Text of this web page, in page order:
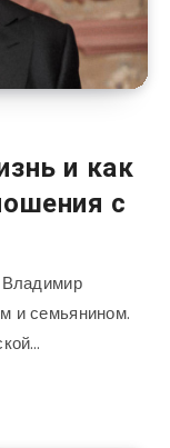
и как
с
Владимир
и семьянином.